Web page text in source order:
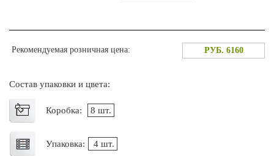
Рекомендуемая розничная цена: РУБ. 6160
Состав упаковки и цвета:
Коробка: 8 шт.
Упаковка: 4 шт.